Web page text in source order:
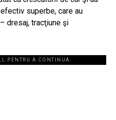
superbe, care au
dresaj, tracţiune şi
PENTRU A CONTINUA.